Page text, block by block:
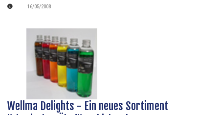
16/05/2008
Wellma Delights - Ein neues Sortiment